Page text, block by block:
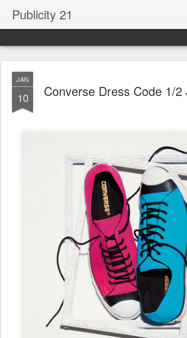
Publicity 21
JAN
10 Converse Dress Code 1/2